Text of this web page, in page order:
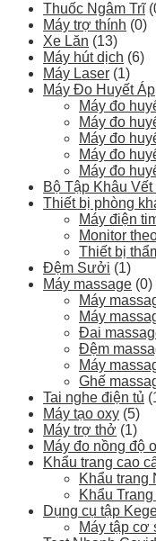
Thuốc Ngâm Trĩ
Máy trợ thính (0)
Xe Lăn (13)
Máy hút dịch (6)
Máy Laser (1)
Máy Đo Huyết Áp
Máy đo
Máy đo
Máy đo
Máy đo
Máy đo
Bộ Tập Khâu
Thiết bị phòng
Máy điện
Monitor
Thiết bị
Đệm Sưởi (1)
Máy massage (0)
Máy
Máy
Đai
Đệm
Máy
Ghế
Tai nghe điện tủ
Máy tạo oxy (5)
Máy trợ thở (1)
Máy đo nồng độ
Khẩu trang cao
Khẩu trang
Khẩu
Dụng cụ tập
Máy tập cơ